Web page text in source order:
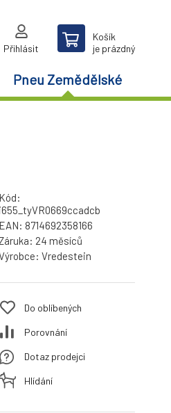
Přihlásit
Košík
je prázdný
Pneu Zemědělské
Kód:
i655_tyVR0669ccadcb
EAN: 8714692358166
24 měsíců
Vredestein
Do oblíbených
Porovnání
Dotaz prodejci
Hlídání